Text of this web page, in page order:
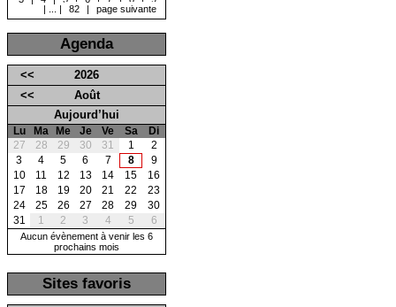
|
| 82 | page suivante
Agenda
<<
2026
<<
Août
Aujourd’hui
Lu Ma Me Je Ve Sa
Di
27
28 29 30 31 1
2
3
4 5 6 7 8
9
10
11 12 13 14 15
16
17
18 19 20 21 22
23
24
25 26 27 28 29
30
31
1 2 3 4 5 6
Aucun évènement à venir les 6
prochains mois
Sites favoris